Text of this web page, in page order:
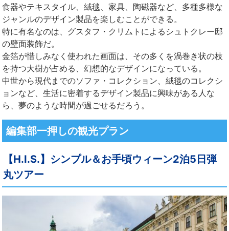
食器やテキスタイル、絨毯、家具、陶磁器など、多種多様な
ジャンルのデザイン製品を楽しむことができる。
特に有名なのは、グスタフ・クリムトによるシュトクレー邸
の壁面装飾だ。
金箔が惜しみなく使われた画面は、その多くを渦巻き状の枝
を持つ大樹が占める、幻想的なデザインになっている。
中世から現代までのソファ・コレクション、絨毯のコレクシ
ョンなど、生活に密着するデザイン製品に興味がある人な
ら、夢のような時間が過ごせるだろう。
編集部一押しの観光プラン
【H.I.S.】シンプル＆お手頃ウィーン2泊5日弾
丸ツアー